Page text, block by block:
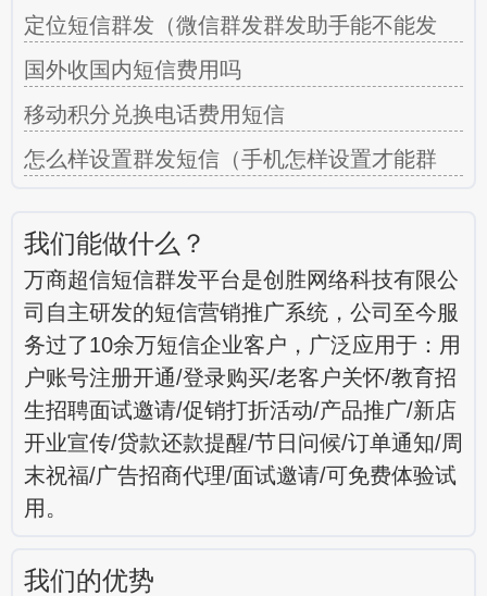
定位短信群发（微信群发群发助手能不能发
国外收国内短信费用吗
移动积分兑换电话费用短信
怎么样设置群发短信（手机怎样设置才能群
我们能做什么？
万商超信短信群发平台是创胜网络科技有限公
司自主研发的短信营销推广系统，公司至今服
务过了10余万短信企业客户，广泛应用于：用
户账号注册开通/登录购买/老客户关怀/教育招
生招聘面试邀请/促销打折活动/产品推广/新店
开业宣传/贷款还款提醒/节日问候/订单通知/周
末祝福/广告招商代理/面试邀请/可免费体验试
用。
我们的优势